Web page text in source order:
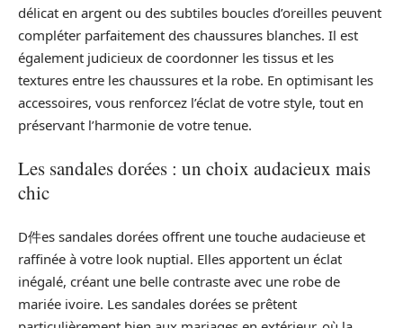
délicat en argent ou des subtiles boucles d’oreilles peuvent
compléter parfaitement des chaussures blanches. Il est
également judicieux de coordonner les tissus et les
textures entre les chaussures et la robe. En optimisant les
accessoires, vous renforcez l’éclat de votre style, tout en
préservant l’harmonie de votre tenue.
Les sandales dorées : un choix audacieux mais
chic
D件es sandales dorées offrent une touche audacieuse et
raffinée à votre look nuptial. Elles apportent un éclat
inégalé, créant une belle contraste avec une robe de
mariée ivoire. Les sandales dorées se prêtent